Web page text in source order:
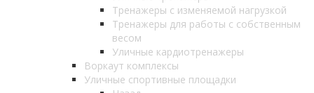
Тренажеры с изменяемой нагрузкой
Тренажеры для работы с собственным
весом
Уличные кардиотренажеры
Воркаут комплексы
Уличные спортивные площадки